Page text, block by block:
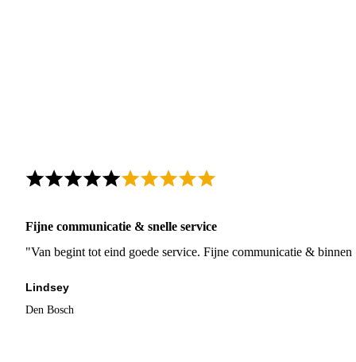
Fijne communicatie & snelle service
"Van begint tot eind goede service. Fijne communicatie &
Lindsey
Den Bosch